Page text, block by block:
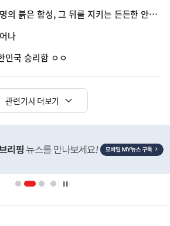
붉은 함성, 그 뒤를 지키는 든든한 안전망
나
민국 승리함 ㅇㅇ
관련기사 더보기